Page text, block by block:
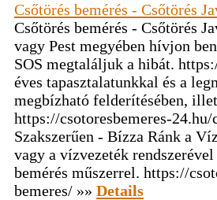
Csőtörés bemérés - Csőtörés
Csőtörés bemérés - Csőtörés
vagy Pest megyében hívjon
SOS megtaláljuk a hibát.
éves tapasztalatunkkal és a
megbízható felderítésében,
https://csotoresbemeres-
Szakszerűen - Bízza Ránk a
vagy a vízvezeték
bemérés műszerrel. https://
bemeres/ »» Details